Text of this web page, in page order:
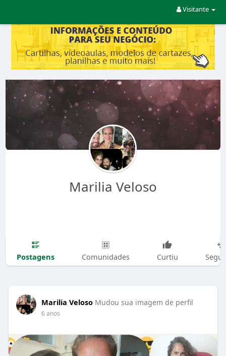
Visitante
Marilia Veloso
Postagens Comunidades Curtiu
Marilia Veloso Mudou sua imagem de perfil
6 anos